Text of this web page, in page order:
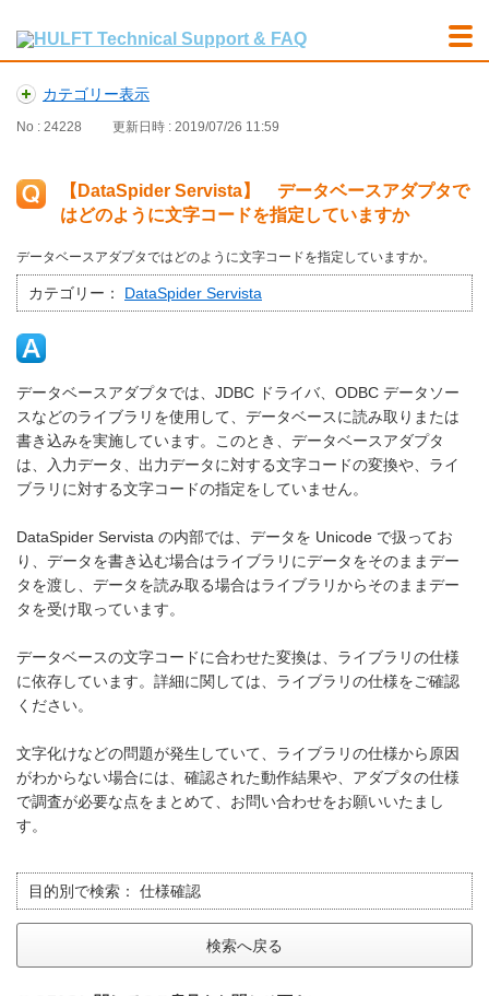
カテゴリー表示
No : 24228 更新日時 : 2019/07/26 11:59
【DataSpider Servista】 データベースアダプタで
はどのように文字コードを指定していますか
データベースアダプタではどのように文字コードを指定していますか。
カテゴリー： DataSpider Servista
データベースアダプタでは、JDBC ドライバ、ODBC データソー
スなどのライブラリを使用して、データベースに読み取りまたは
書き込みを実施しています。このとき、データベースアダプタ
は、入力データ、出力データに対する文字コードの変換や、ライ
ブラリに対する文字コードの指定をしていません。
DataSpider Servista の内部では、データを Unicode で扱ってお
り、データを書き込む場合はライブラリにデータをそのままデー
タを渡し、データを読み取る場合はライブラリからそのままデー
タを受け取っています。
データベースの文字コードに合わせた変換は、ライブラリの仕様
に依存しています。詳細に関しては、ライブラリの仕様をご確認
ください。
文字化けなどの問題が発生していて、ライブラリの仕様から原因
がわからない場合には、確認された動作結果や、アダプタの仕様
で調査が必要な点をまとめて、お問い合わせをお願いいたまし
す。
目的別で検索： 仕様確認
検索へ戻る